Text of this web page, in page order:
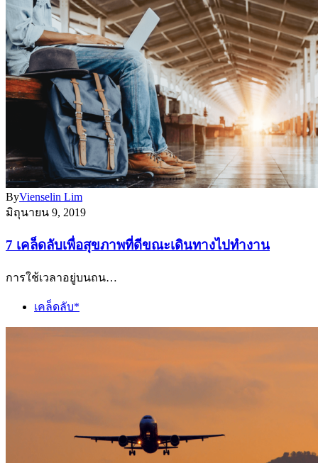
ByVienselin Lim
มิถุนายน 9, 2019
7 เคล็ดลับเพื่อสุขภาพที่ดีขณะเดินทางไปทำงาน
การใช้เวลาอยู่บนถน…
เคล็ดลับ*